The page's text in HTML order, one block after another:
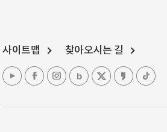
사이트맵 찾아오시는 길